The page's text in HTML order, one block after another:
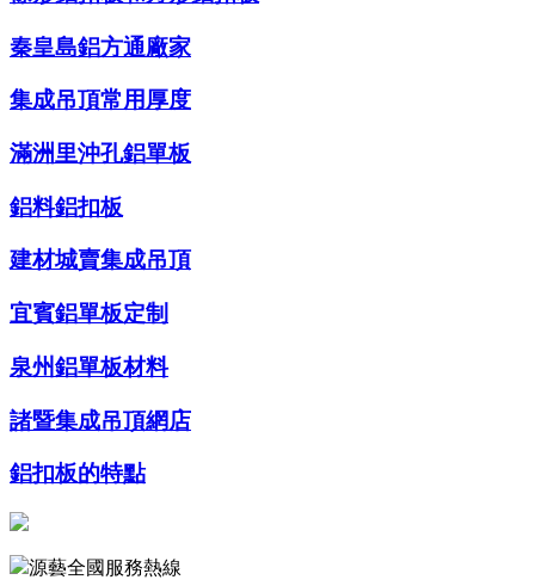
秦皇島鋁方通廠家
集成吊頂常用厚度
滿洲里沖孔鋁單板
鋁料鋁扣板
建材城賣集成吊頂
宜賓鋁單板定制
泉州鋁單板材料
諸暨集成吊頂網店
鋁扣板的特點
源藝全國服務熱線